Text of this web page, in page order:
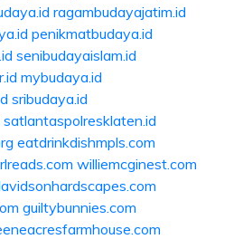
ragambudayajatim.id
penikmatbudaya.id
senibudayaislam.id
mybudaya.id
sribudaya.id
satlantaspolresklaten.id
eatdrinkdishmpls.com
williemcginest.com
guiltybunnies.com